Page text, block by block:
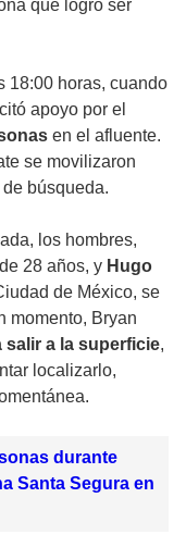
que logró ser
18:00 horas, cuando
apoyo por el
en el afluente.
se movilizaron
búsqueda.
los hombres,
28 años, y Hugo
de México, se
momento, Bryan
salir a la superficie,
localizarlo,
durante
Santa Segura en